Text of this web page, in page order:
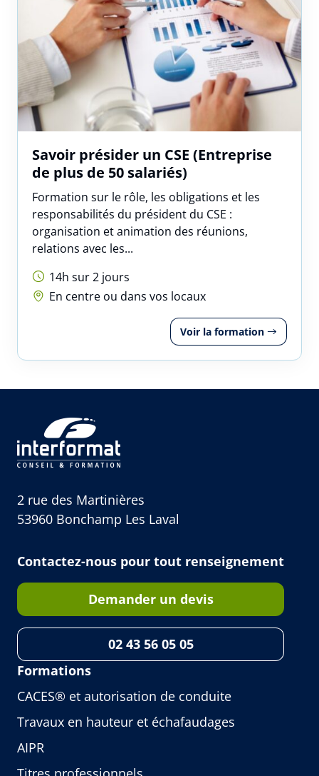
Savoir présider un CSE (Entreprise
de plus de 50 salariés)
Formation sur le rôle, les obligations et les
responsabilités du président du CSE :
organisation et animation des réunions,
relations avec les...
14h sur 2 jours
En centre ou dans vos locaux
Voir la formation
2 rue des Martinières
53960 Bonchamp Les Laval
Contactez-nous pour tout renseignement
Demander un devis
02 43 56 05 05
Formations
CACES® et autorisation de conduite
Travaux en hauteur et échafaudages
AIPR